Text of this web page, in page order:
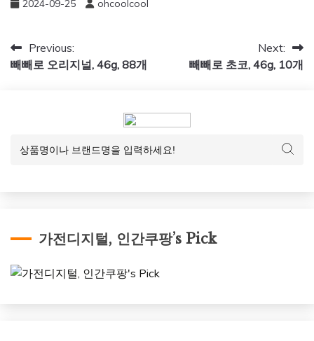
2024-09-25 ohcoolcool
글
탐
Previous:
빼빼로 오리지널, 46g, 88개
Next:
빼빼로 초코, 46g, 10개
가전디지털, 인간쿠팡’s Pick